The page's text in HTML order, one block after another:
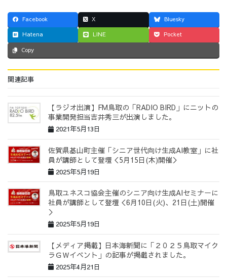
Facebook X
Bluesky
Hatena
LINE Pocket
Copy
関連記事
【ラジオ出演】FM鳥取の「RADIO BIRD」にニットの
事業開発担当吉井秀三が出演しました。
2021年5月13日
佐賀県基山町主催「シニア世代向け生成AI教室」に社
員が講師として登壇＜5月15日(木)開催＞
2025年5月19日
鳥取ユネスコ協会主催のシニア向け生成AIセミナーに
社員が講師として登壇＜6月10日(火)、21日(土)開催
＞
2025年5月19日
【メディア掲載】日本海新聞に「２０２５鳥取マイク
ラＧＷイベント」の記事が掲載されました。
2025年4月21日